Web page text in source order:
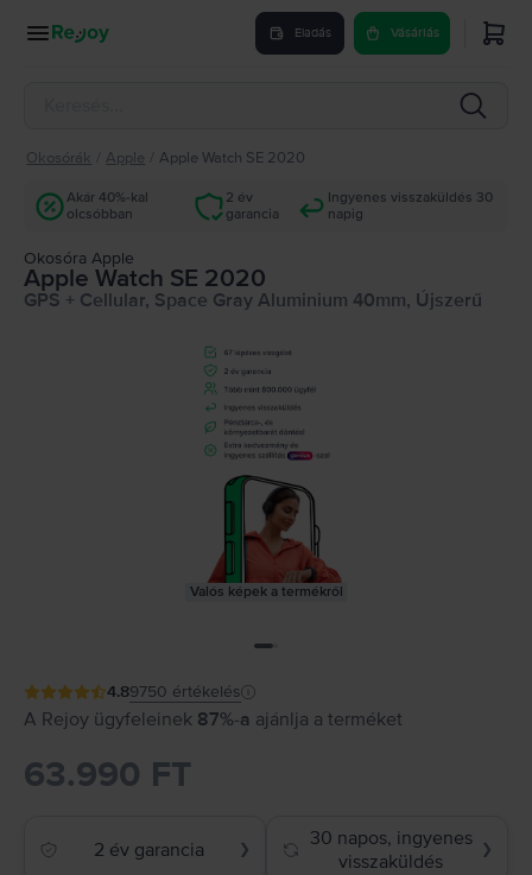
Eladás Vásárlás
Okosórák Apple Apple Watch SE 2020
Akár 40%-kal
olcsóbban
2 év
garancia
Ingyenes visszaküldés 30
napig
Okosóra Apple
Apple Watch SE 2020
GPS + Cellular, Space Gray Aluminium 40mm, Újszerű
Valós képek a termékről
4.89750 értékelés
A Rejoy ügyfeleinek 87%-a ajánlja a terméket
63.990 FT
2 év garancia ❯
30 napos, ingyenes
visszaküldés
❯